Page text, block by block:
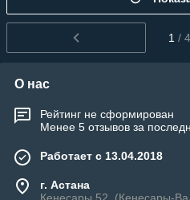
1 / 4
О нас
Рейтинг не сформирован
Менее 5 отзывов за
Работает с 13.04.2018
г. Астана